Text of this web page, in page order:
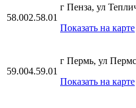
58.002.58.01
г Пенза, ул
Показать на карте
59.004.59.01
г Пермь, ул
Показать на карте